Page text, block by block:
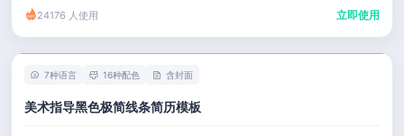
24176 人使用 立即使用
7种语言 16种配色 含封面
美术指导黑色极简线条简历模板